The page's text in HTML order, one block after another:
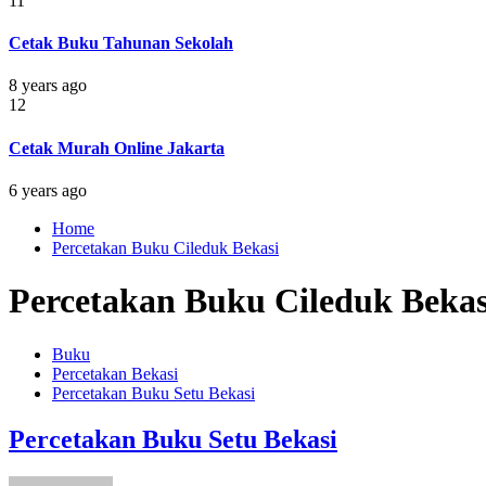
Cetak Buku Tahunan Sekolah
8 years ago
12
Cetak Murah Online Jakarta
6 years ago
Home
Percetakan Buku Cileduk Bekasi
Percetakan Buku Cileduk
Buku
Percetakan Bekasi
Percetakan Buku Setu Bekasi
Percetakan Buku Setu Bekasi